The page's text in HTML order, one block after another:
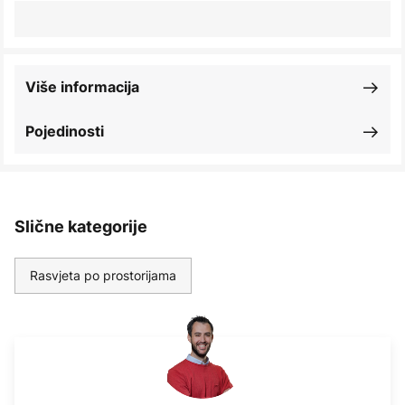
Pojedinosti
Više informacija
Slične kategorije
Rasvjeta po prostorijama